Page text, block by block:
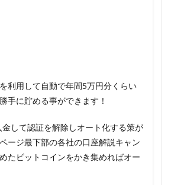
利用して自動で年間5万円分くらい
手に貯める事ができます！
して認証を解除しオート化する策が
ージ最下部の各社の口座解説キャン
たビットコインをかき集めればオー